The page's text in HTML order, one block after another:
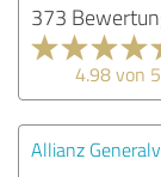
373
4.98 von 5
Allianz